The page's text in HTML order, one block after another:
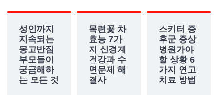
성인까지
지속되는
몽고반점
부모들이
궁금해하
는 모든 것
목련꽃 차
효능 7가
지 신경계
건강과 수
면문제 해
결사
스키터 증
후군 증상
병원가야
할 상황 6
가지 연고
치료 방법